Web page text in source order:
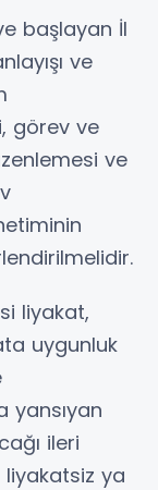
başlayan İl
ve
görev ve
ve
liyakat,
uygunluk
yansıyan
ileri
liyakatsiz ya